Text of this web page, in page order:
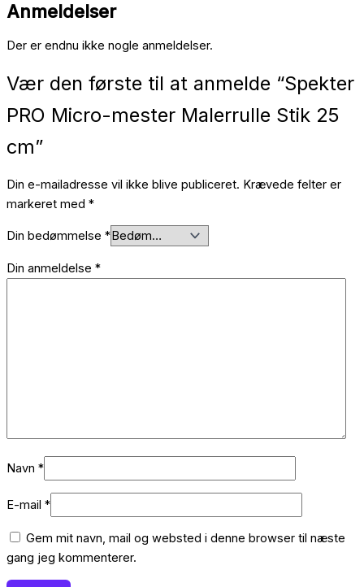
Anmeldelser
Der er endnu ikke nogle anmeldelser.
Vær den første til at anmelde “Spekter
PRO Micro-mester Malerrulle Stik 25
cm”
Din e-mailadresse vil ikke blive publiceret. Krævede felter er
markeret med *
Din bedømmelse *
Din anmeldelse *
Navn *
E-mail *
Gem mit navn, mail og websted i denne browser til næste
gang jeg kommenterer.